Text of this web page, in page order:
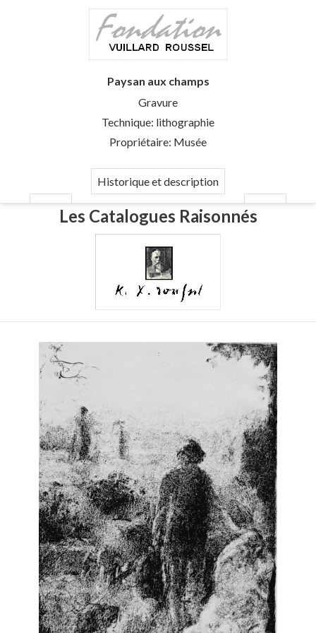
Paysan aux champs
Gravure
Technique: lithographie
Propriétaire: Musée
Historique et description
Les Catalogues Raisonnés